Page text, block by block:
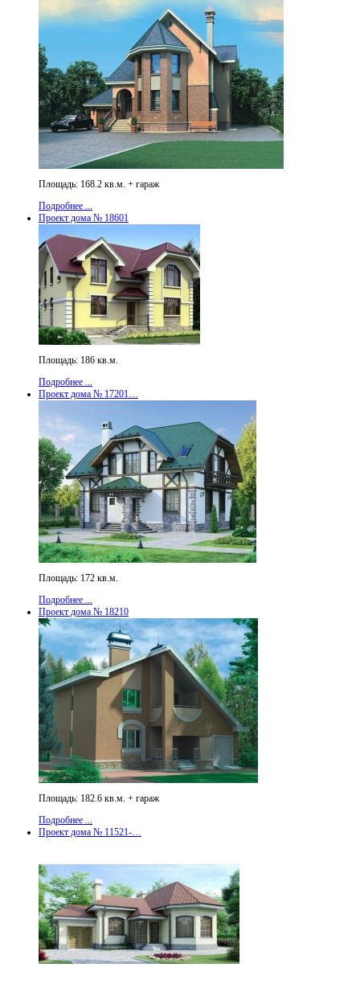
Площадь: 168.2 кв.м. + гараж
Подробнее ...
Проект дома № 18601
Площадь: 186 кв.м.
Подробнее ...
Проект дома № 17201…
Площадь: 172 кв.м.
Подробнее ...
Проект дома № 18210
Площадь: 182.6 кв.м. + гараж
Подробнее ...
Проект дома № 11521-…